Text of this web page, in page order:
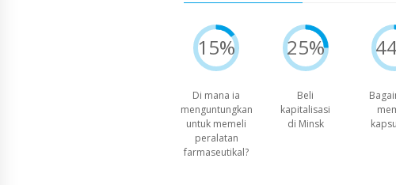
15%
Di mana ia
menguntungkan
untuk memeli
peralatan
farmaseutikal?
25%
Beli
kapitalisasi
di Minsk